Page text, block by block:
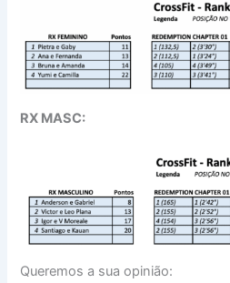
RX MASC:
Queremos a sua opinião: